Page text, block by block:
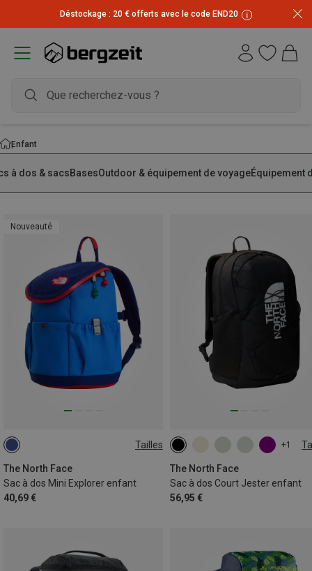
Inscrivez-vous à la newsletter et recevez 10 € !
Enfant
à dos & sacsBasesOutdoor & équipement de voyageÉquipement
Nouveauté
Tailles
The North Face
Sac à dos Mini Explorer enfant
40,69 €
10L
+1
The North Face
Sac à dos Court Jester enfant
56,95 €
24.6L